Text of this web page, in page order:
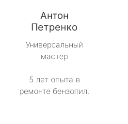
Антон
Петренко
Универсальный
мастер
5 лет опыта в
ремонте бензопил.